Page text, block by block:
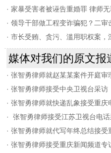
· 家暴受害者被诬告重婚罪 律师
· 领导干部做工程变诈骗犯？二审
· 市长受贿、贪污、滥用职权案，
媒体对我们的原文报
· 张智勇律师就赵某某案件开庭审
· 张智勇律师接受中央卫视台采访
· 张智勇律师就快递乱象接受重庆
·
张智勇律师接受江苏卫视台电
· 张智勇律师就代写年终总结接受
· 张智勇律师接受重庆新闻频道专